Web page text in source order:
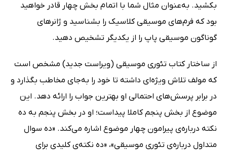
بکشید. به‌عنوان مثال شما با اتمام بخش چهار قادر خواهید
بود که فرم‌های موسیقی کلاسیک را بشناسید و ژانرهای
گوناگون موسیقی پاپ را از یکدیگر تشخیص دهید.
از ساختار کتاب تئوری موسیقی (ویراست جدید) مشخص است
که مولف تلاش ویژه‌ای داشته تا خود را به‌جای مخاطب بگذارد و
در برابر پرسش‌های احتمالی او بهترین جواب را ارائه دهد. این
موضوع از بخش پنجم کاملا پیداست؛ او در بخش پنجم به ده
نکته درباره‌ی پیرامون چهار موضوع اشاره می‌کند. «ده سوال
متداول درباره‌ی تئوری موسیقی»، «ده نکته‌ی کلیدی برای